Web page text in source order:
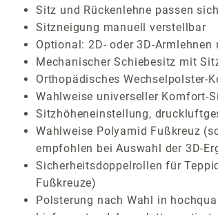
Sitz und Rückenlehne passen
Sitzneigung manuell verstellbar
Optional: 2D- oder 3D-
Mechanischer Schiebesitz mit
Orthopädisches
Wahlweise universeller Komfort-
Sitzhöheneinstellung,
Wahlweise Polyamid Fußkreuz
empfohlen bei Auswahl der 3D-
Sicherheitsdoppelrollen für
Fußkreuze)
Polsterung nach Wahl in